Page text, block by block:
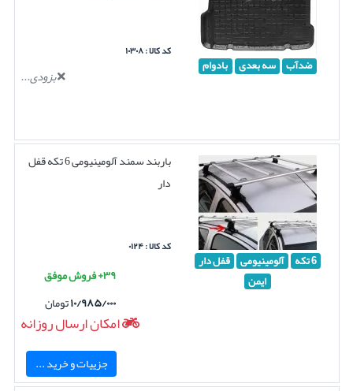
ضدآب سه بعدی بادوام
کد کالا : ۱۰۳۰۸
بزودی...
6 تکه آلومینیومی قفل دار
ایمن
باربند سمند آلومینیومی 6 تکه قفل
دار
کد کالا : ۰۱۲۴
۳۹+ فروش موفق
۱۰/۹۸۵/۰۰۰تومان
امکان ارسال روزانه
جزییات و خرید ...